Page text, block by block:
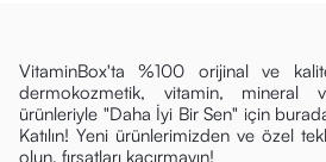
VitaminBox'ta %100 orijinal ve
dermokozmetik, vitamin, mineral
ürünleriyle "Daha İyi Bir Sen" için
Katılın! Yeni ürünlerimizden ve özel
olun, fırsatları kaçırmayın!